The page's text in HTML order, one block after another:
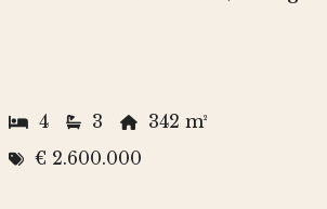
4 3
342 m²
€ 2.600.000